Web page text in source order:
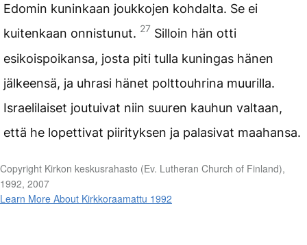
Edomin kuninkaan joukkojen kohdalta. Se ei
kuitenkaan onnistunut. 27 Silloin hän otti
esikoispoikansa, josta piti tulla kuningas hänen
jälkeensä, ja uhrasi hänet polttouhrina muurilla.
Israelilaiset joutuivat niin suuren kauhun valtaan,
että he lopettivat piirityksen ja palasivat maahansa.
Copyright Kirkon keskusrahasto (Ev. Lutheran Church of Finland),
1992, 2007
Learn More About Kirkkoraamattu 1992